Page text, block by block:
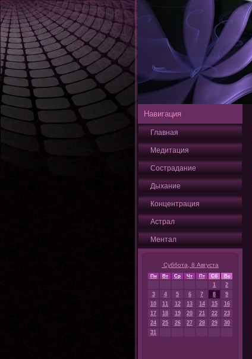
Навигация
Главная
Медитация
Сострадание
Дыхание
Кοнцентрация
Астрал
Ментал
Суббота, 8 Августа
Пн Вт Ср Чт Пт Сб Вс
1
2
3
4 5 6 7 8
9
10
11 12 13 14 15
16
17
18 19 20 21 22
23
24
25 26 27 28 29
30
31